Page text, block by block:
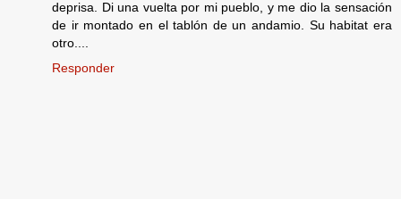
deprisa. Di una vuelta por mi pueblo, y me dio la sensación
de ir montado en el tablón de un andamio. Su habitat era
otro....
Responder